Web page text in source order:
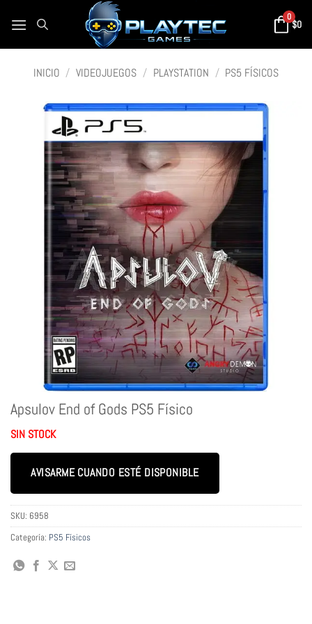
0
$0
INICIO / VIDEOJUEGOS / PLAYSTATION / PS5 FÍSICOS
Apsulov End of Gods PS5 Físico
SIN STOCK
AVISARME CUANDO ESTÉ DISPONIBLE
SKU: 6958
Categoría: PS5 Físicos